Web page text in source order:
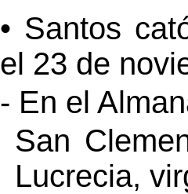
• Santos
el 23 de
- En el
San
Lucrecia,